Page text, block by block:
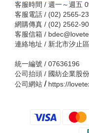
客服時間 / 週一～週五
客服電話 / (02) 2565-
網購傳真 / (02) 2562-
客服信箱 /
連絡地址 / 新北市汐止
統一編號 / 07636196
公司抬頭 / 國紡企業股
公司網站 / https://